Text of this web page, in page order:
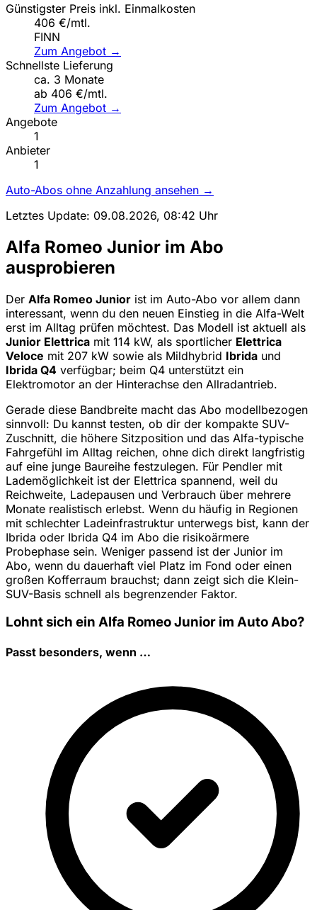
Günstigster Preis inkl. Einmalkosten
406 €/mtl.
FINN
Zum Angebot →
Schnellste Lieferung
ca. 3 Monate
ab 406 €/mtl.
Zum Angebot →
Angebote
1
Anbieter
1
Auto-Abos ohne Anzahlung ansehen →
Letztes Update: 09.08.2026, 08:42 Uhr
Alfa Romeo Junior im Abo
ausprobieren
Der Alfa Romeo Junior ist im Auto-Abo vor allem dann
interessant, wenn du den neuen Einstieg in die Alfa-Welt
erst im Alltag prüfen möchtest. Das Modell ist aktuell als
Junior Elettrica mit 114 kW, als sportlicher Elettrica
Veloce mit 207 kW sowie als Mildhybrid Ibrida und
Ibrida Q4 verfügbar; beim Q4 unterstützt ein
Elektromotor an der Hinterachse den Allradantrieb.
Gerade diese Bandbreite macht das Abo modellbezogen
sinnvoll: Du kannst testen, ob dir der kompakte SUV-
Zuschnitt, die höhere Sitzposition und das Alfa-typische
Fahrgefühl im Alltag reichen, ohne dich direkt langfristig
auf eine junge Baureihe festzulegen. Für Pendler mit
Lademöglichkeit ist der Elettrica spannend, weil du
Reichweite, Ladepausen und Verbrauch über mehrere
Monate realistisch erlebst. Wenn du häufig in Regionen
mit schlechter Ladeinfrastruktur unterwegs bist, kann der
Ibrida oder Ibrida Q4 im Abo die risikoärmere
Probephase sein. Weniger passend ist der Junior im
Abo, wenn du dauerhaft viel Platz im Fond oder einen
großen Kofferraum brauchst; dann zeigt sich die Klein-
SUV-Basis schnell als begrenzender Faktor.
Lohnt sich ein Alfa Romeo Junior im Auto Abo?
Passt besonders, wenn …